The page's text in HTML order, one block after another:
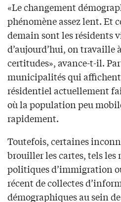
«Le changement
phénomène assez lent. Et
demain sont les résidents
d’aujourd’hui, on travaille
certitudes», avance-t-il.
municipalités qui
résidentiel actuellement
où la population peu
rapidement.
Toutefois, certaines
brouiller les cartes, tels
politiques d’immigration
récent de collectes
démographiques au sein